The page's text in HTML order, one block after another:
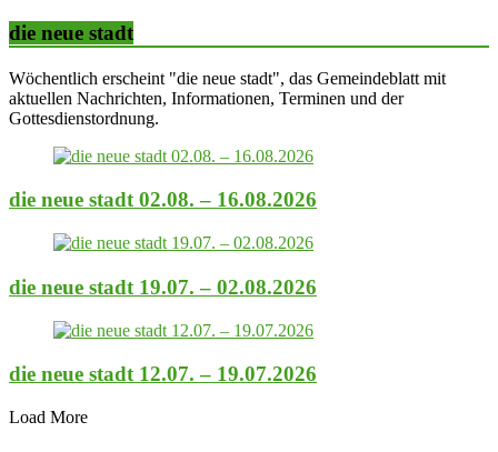
die neue stadt
Wöchentlich erscheint "die neue stadt", das Gemeindeblatt mit
aktuellen Nachrichten, Informationen, Terminen und der
Gottesdienstordnung.
die neue stadt 02.08. – 16.08.2026
die neue stadt 19.07. – 02.08.2026
die neue stadt 12.07. – 19.07.2026
Load More